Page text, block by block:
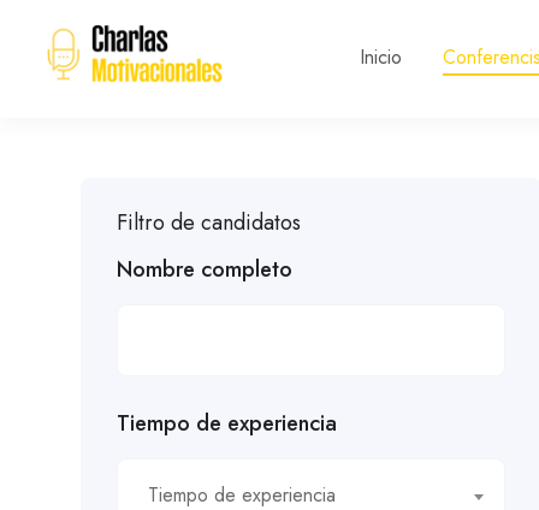
Inicio
Filtro de candidatos
Nombre completo
Tiempo de experiencia
Tiempo de experiencia